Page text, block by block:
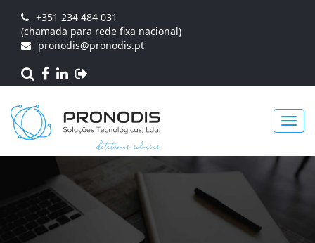
+351 234 484 031
(chamada para rede fixa nacional)
pronodis@pronodis.pt